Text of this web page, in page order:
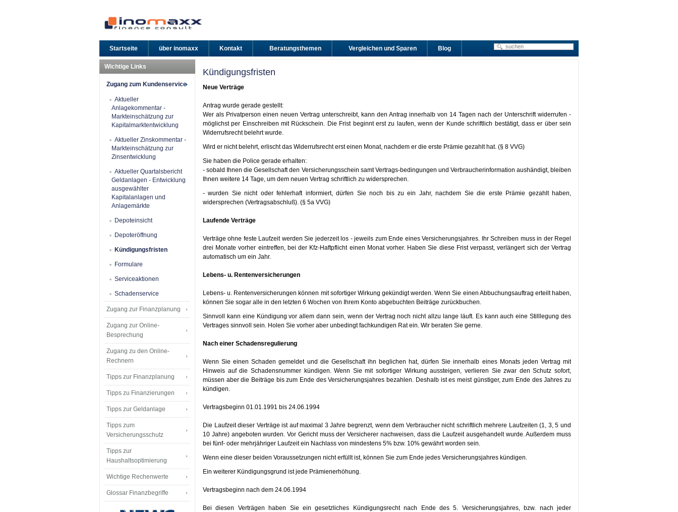
Startseite über inomaxx Kontakt Beratungsthemen Vergleichen und Sparen Blog
Kündigungsfristen
Neue Verträge
Antrag wurde gerade gestellt:
Wer als Privatperson einen neuen Vertrag unterschreibt, kann den Antrag innerhalb von 14 Tagen nach der Unterschrift widerrufen -
möglichst per Einschreiben mit Rückschein. Die Frist beginnt erst zu laufen, wenn der Kunde schriftlich bestätigt, dass er über sein
Widerrufsrecht belehrt wurde.
Wird er nicht belehrt, erlischt das Widerrufsrecht erst einen Monat, nachdem er die erste Prämie gezahlt hat. (§ 8 VVG)
Sie haben die Police gerade erhalten:
- sobald Ihnen die Gesellschaft den Versicherungsschein samt Vertrags-bedingungen und Verbraucherinformation aushändigt, bleiben
Ihnen weitere 14 Tage, um dem neuen Vertrag schriftlich zu widersprechen.
- wurden Sie nicht oder fehlerhaft informiert, dürfen Sie noch bis zu ein Jahr, nachdem Sie die erste Prämie gezahlt haben,
widersprechen (Vertragsabschluß). (§ 5a VVG)
Laufende Verträge
Verträge ohne feste Laufzeit werden Sie jederzeit los - jeweils zum Ende eines Versicherungsjahres. Ihr Schreiben muss in der Regel
drei Monate vorher eintreffen, bei der Kfz-Haftpflicht einen Monat vorher. Haben Sie diese Frist verpasst, verlängert sich der Vertrag
automatisch um ein Jahr.
Lebens- u. Rentenversicherungen
Lebens- u. Rentenversicherungen können mit sofortiger Wirkung gekündigt werden. Wenn Sie einen Abbuchungsauftrag erteilt haben,
können Sie sogar alle in den letzten 6 Wochen von Ihrem Konto abgebuchten Beiträge zurückbuchen.
Sinnvoll kann eine Kündigung vor allem dann sein, wenn der Vertrag noch nicht allzu lange läuft. Es kann auch eine Stilllegung des
Vertrages sinnvoll sein. Holen Sie vorher aber unbedingt fachkundigen Rat ein. Wir beraten Sie gerne.
Nach einer Schadensregulierung
Wenn Sie einen Schaden gemeldet und die Gesellschaft ihn beglichen hat, dürfen Sie innerhalb eines Monats jeden Vertrag mit
Hinweis auf die Schadensnummer kündigen. Wenn Sie mit sofortiger Wirkung aussteigen, verlieren Sie zwar den Schutz sofort,
müssen aber die Beiträge bis zum Ende des Versicherungsjahres bezahlen. Deshalb ist es meist günstiger, zum Ende des Jahres zu
kündigen.
Vertragsbeginn 01.01.1991 bis 24.06.1994
Die Laufzeit dieser Verträge ist auf maximal 3 Jahre begrenzt, wenn dem Verbraucher nicht schriftlich mehrere Laufzeiten (1, 3, 5 und
10 Jahre) angeboten wurden. Vor Gericht muss der Versicherer nachweisen, dass die Laufzeit ausgehandelt wurde. Außerdem muss
bei fünf- oder mehrjähriger Laufzeit ein Nachlass von mindestens 5% bzw. 10% gewährt worden sein.
Wenn eine dieser beiden Voraussetzungen nicht erfüllt ist, können Sie zum Ende jedes Versicherungsjahres kündigen.
Ein weiterer Kündigungsgrund ist jede Prämienerhöhung.
Vertragsbeginn nach dem 24.06.1994
Bei diesen Verträgen haben Sie ein gesetzliches Kündigungsrecht nach Ende des 5. Versicherungsjahres, bzw. nach jeder
Wichtige Links
Zugang zum Kundenservice
Aktueller
Anlagekommentar -
Markteinschätzung zur
Kapitalmarktentwicklung
Aktueller Zinskommentar -
Markteinschätzung zur
Zinsentwicklung
Aktueller Quartalsbericht
Geldanlagen - Entwicklung
ausgewählter
Kapitalanlagen und
Anlagemärkte
Depoteinsicht
Depoteröffnung
Kündigungsfristen
Formulare
Serviceaktionen
Schadenservice
Zugang zur Finanzplanung
Zugang zur Online-
Besprechung
Zugang zu den Online-
Rechnern
Tipps zur Finanzplanung
Tipps zu Finanzierungen
Tipps zur Geldanlage
Tipps zum
Versicherungsschutz
Tipps zur
Haushaltsoptimierung
Wichtige Rechenwerte
Glossar Finanzbegriffe